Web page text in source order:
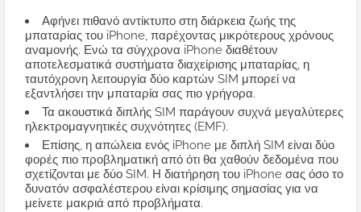
Αφήνει πιθανό αντίκτυπο στη διάρκεια ζωής της
μπαταρίας του iPhone, παρέχοντας μικρότερους χρόνους
αναμονής. Ενώ τα σύγχρονα iPhone διαθέτουν
αποτελεσματικά συστήματα διαχείρισης μπαταρίας, η
ταυτόχρονη λειτουργία δύο καρτών SIM μπορεί να
εξαντλήσει την μπαταρία σας πιο γρήγορα.
Τα ακουστικά διπλής SIM παράγουν συχνά μεγαλύτερες
ηλεκτρομαγνητικές συχνότητες (EMF).
Επίσης, η απώλεια ενός iPhone με διπλή SIM είναι δύο
φορές πιο προβληματική από ότι θα χαθούν δεδομένα που
σχετίζονται με δύο SIM. Η διατήρηση του iPhone σας όσο το
δυνατόν ασφαλέστερου είναι κρίσιμης σημασίας για να
μείνετε μακριά από προβλήματα.